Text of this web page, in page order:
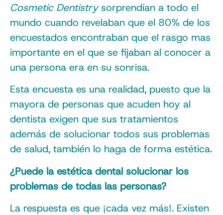
Cosmetic Dentistrysorprendían a todo el
mundo cuando revelaban que el 80% de los
encuestados encontraban que el rasgo mas
importante en el que se fijaban al conocer a
una persona era en su sonrisa.
Esta encuesta es una realidad, puesto que la
mayora de personas que acuden hoy al
dentista exigen que sus tratamientos
además de solucionar todos sus problemas
de salud, también lo haga de forma estética.
¿Puede la estética dental solucionar los
problemas de todas las personas?
La respuesta es que ¡cada vez más!. Existen